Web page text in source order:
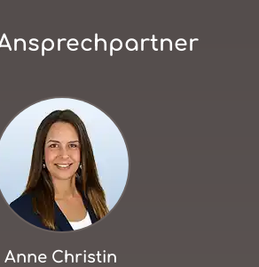
Anne Christin